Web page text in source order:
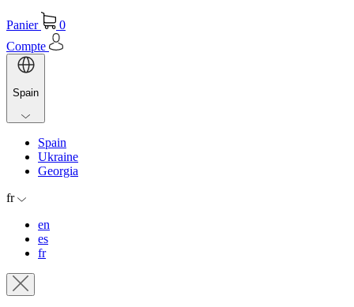
Panier
0
Compte
Spain
Spain
Ukraine
Georgia
fr
en
es
fr